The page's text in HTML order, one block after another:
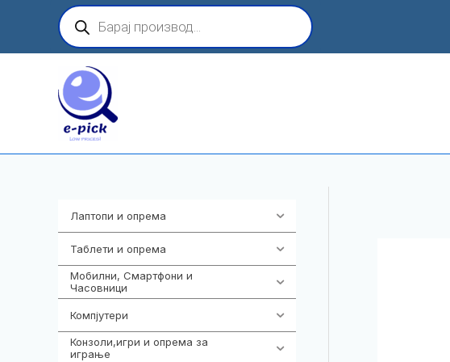
content
Products
search
Лаптопи и опрема
Таблети и опрема
Мобилни, Смартфони и
Часовници
Компјутери
Конзоли,игри и опрема за
играње